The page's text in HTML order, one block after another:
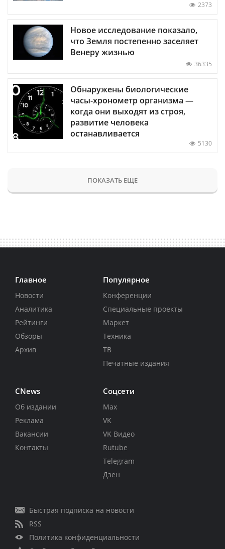
2373
Новое исследование показало,
что Земля постепенно заселяет
Венеру жизнью
36335
Обнаружены биологические
часы-хронометр организма —
когда они выходят из строя,
развитие человека
останавливается
5130
ПОКАЗАТЬ ЕЩЕ
Главное
Новости
Аналитика
Рейтинги
Обзоры
Архив
Популярное
Конференции
Специальные проекты
Маркет
Техника
ТВ
Печатные издания
CNews
Об издании
Реклама
Вакансии
Контакты
Соцсети
Max
VK
VK Видео
Rutube
Telegram
Дзен
Быстрая подписка на новости
RSS
Политика конфиденциальности